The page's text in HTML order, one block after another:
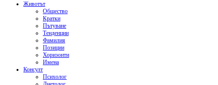
Животът
Общество
Кратки
Пътуване
Тенденции
Фамилия
Позиции
Хоризонти
Имена
Консулт
Психолог